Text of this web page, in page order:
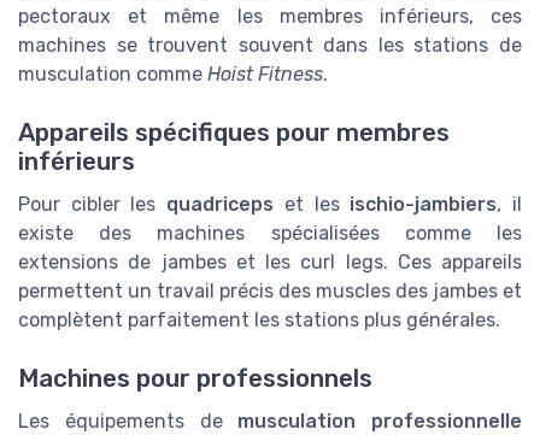
pectoraux et même les membres inférieurs, ces
machines se trouvent souvent dans les stations de
musculation comme Hoist Fitness.
Appareils spécifiques pour membres
inférieurs
Pour cibler les quadriceps et les ischio-jambiers, il
existe des machines spécialisées comme les
extensions de jambes et les curl legs. Ces appareils
permettent un travail précis des muscles des jambes et
complètent parfaitement les stations plus générales.
Machines pour professionnels
Les équipements de musculation professionnelle